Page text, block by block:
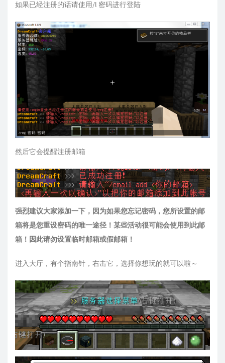
如果已经注册的话请使用/l 密码进行登陆
然后它会提醒注册邮箱
强烈建议大家添加一下，因为如果您忘记密码，您所设置的邮
箱将是您重设密码的唯一途径！某些活动很可能会使用到此邮
箱！因此请勿设置临时邮箱或假邮箱！
进入大厅，有个指南针，右击它，选择你想玩的就可以啦～